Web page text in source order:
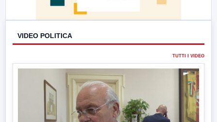
VIDEO POLITICA
TUTTI I VIDEO